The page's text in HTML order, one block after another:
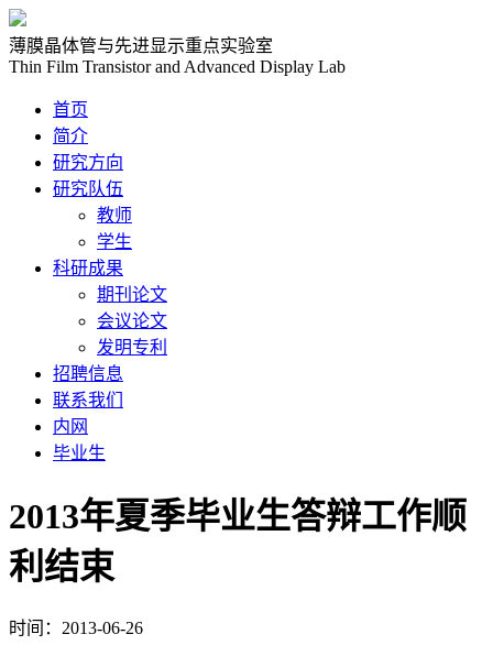
薄膜晶体管与先进显示重点实验室
Thin Film Transistor and Advanced Display Lab
首页
简介
研究方向
研究队伍
教师
学生
科研成果
期刊论文
会议论文
发明专利
招聘信息
联系我们
内网
毕业生
2013年夏季毕业生答辩工作顺
利结束
时间：2013-06-26